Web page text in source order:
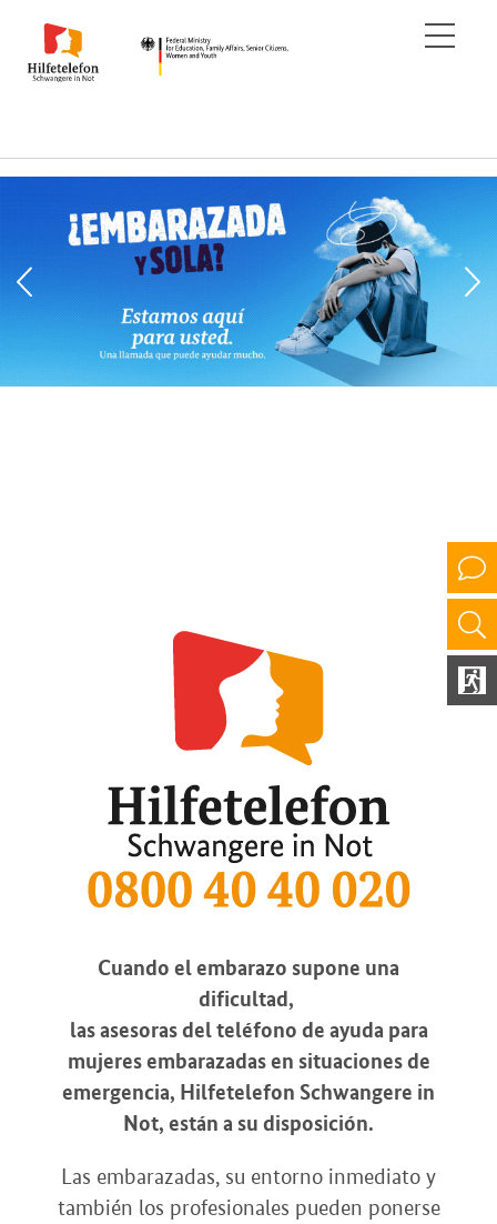
Cuando el embarazo supone una
dificultad,
las asesoras del teléfono de ayuda para
mujeres embarazadas en situaciones de
emergencia, Hilfetelefon Schwangere in
Not, están a su disposición.
Las embarazadas, su entorno inmediato y
también los profesionales pueden ponerse